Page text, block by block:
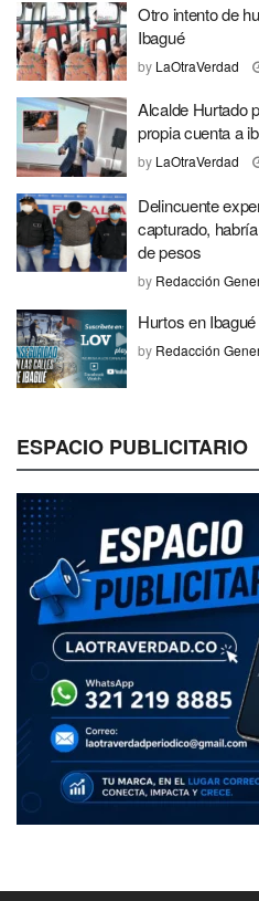
Otro intento de
Ibagué
by LaOtraVerdad
Alcalde Hurtado
propia cuenta a
by LaOtraVerdad
Delincuente
capturado,
de pesos
by Redacción
Hurtos en
by Redacción
ESPACIO PUBLICITARIO